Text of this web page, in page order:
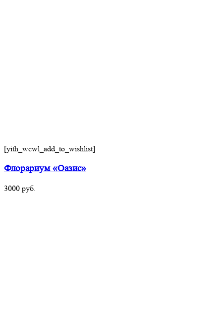
[yith_wcwl_add_to_wishlist]
Флорариум «Оазис»
3000 руб.